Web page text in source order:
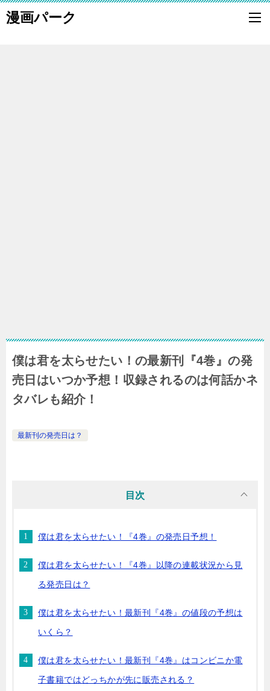
漫画パーク
僕は君を太らせたい！の最新刊『4巻』の発
売日はいつか予想！収録されるのは何話かネ
タバレも紹介！
最新刊の発売日は？
目次
僕は君を太らせたい！『4巻』の発売日予想！
僕は君を太らせたい！『4巻』以降の連載状況から見
る発売日は？
僕は君を太らせたい！最新刊『4巻』の値段の予想は
いくら？
僕は君を太らせたい！最新刊『4巻』はコンビニか電
子書籍ではどっちかが先に販売される？